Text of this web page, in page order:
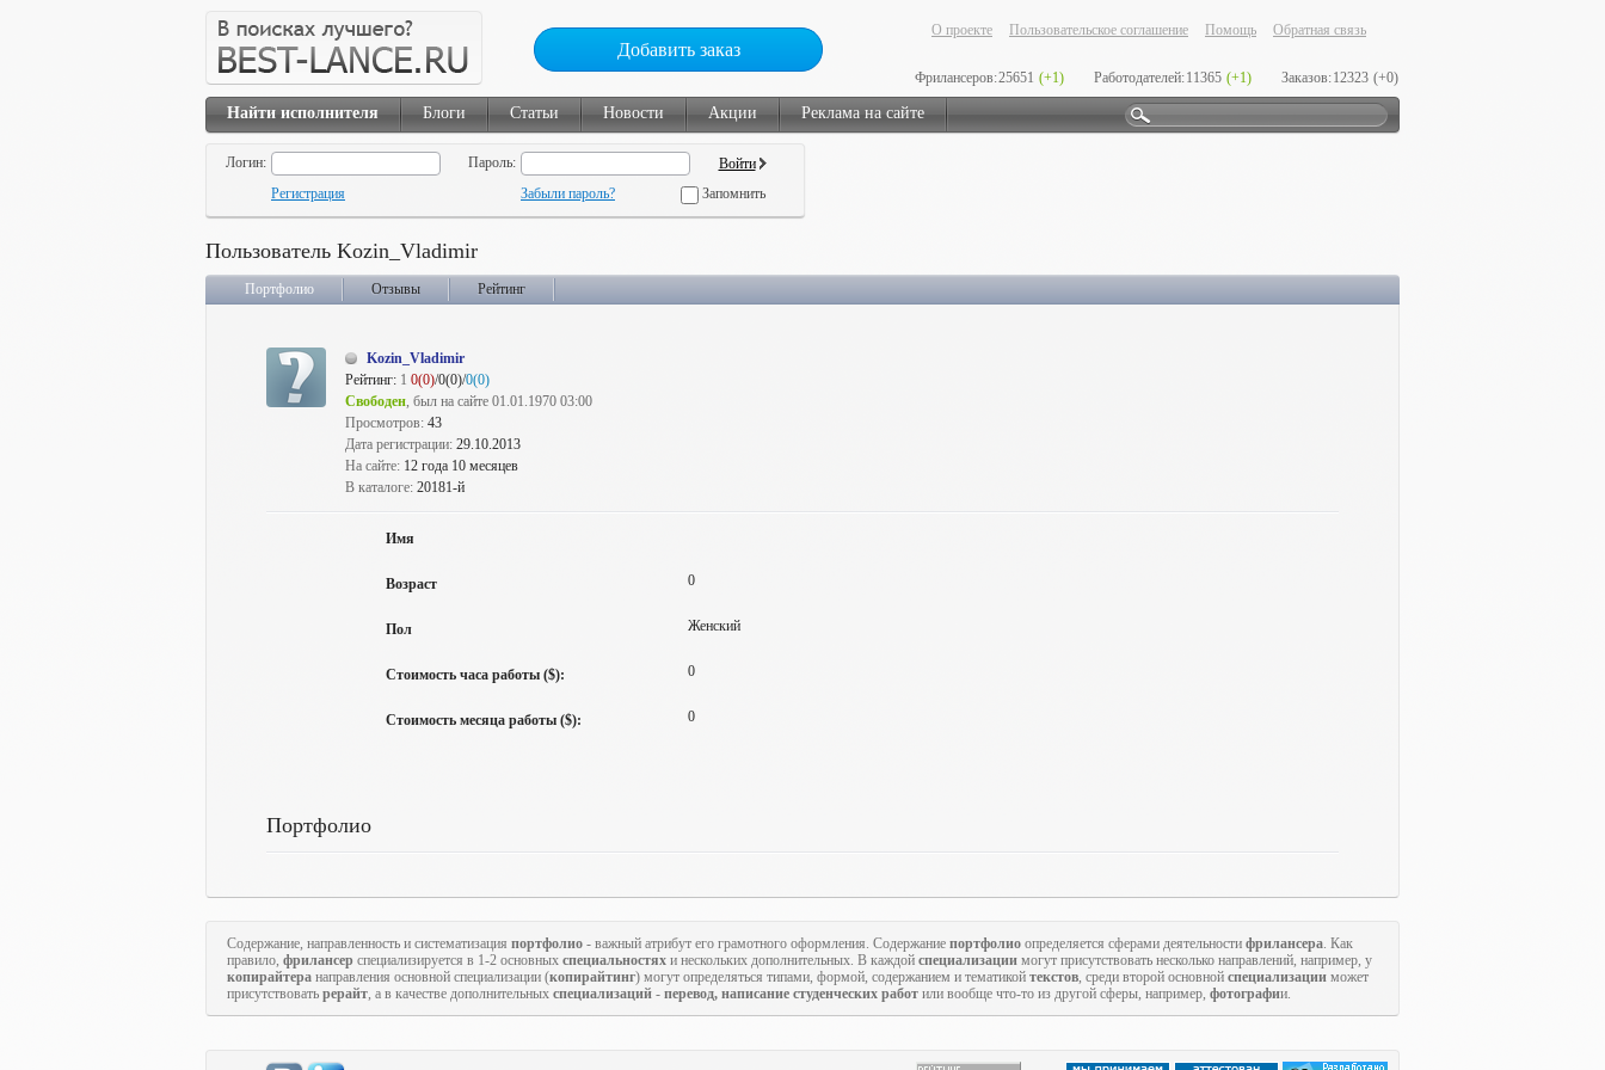
Добавить заказ
О проекте Пользовательское соглашение Помощь Обратная связь
Фрилансеров:25651 (+1) Работодателей:11365 (+1) Заказов:12323 (+0)
Найти исполнителя Блоги Статьи Новости Акции Реклама на сайте
Логин:
Пароль:
Регистрация
Забыли пароль? Запомнить
Пользователь Kozin_Vladimir
Портфолио Отзывы Рейтинг
Kozin_Vladimir
Рейтинг: 1 0(0)/0(0)/0(0)
Свободен, был на сайте 01.01.1970 03:00
Просмотров: 43
Дата регистрации: 29.10.2013
На сайте: 12 года 10 месяцев
В каталоге: 20181-й
Имя
Возраст 0
Пол Женский
Стоимость часа работы ($): 0
Стоимость месяца работы ($): 0
Портфолио
Содержание, направленность и систематизация портфолио - важный атрибут его грамотного оформления. Содержание портфолио определяется сферами деятельности фрилансера. Как
правило, фрилансер специализируется в 1-2 основных специальностях и нескольких дополнительных. В каждой специализации могут присутствовать несколько направлений, например, у
копирайтера направления основной специализации (копирайтинг) могут определяться типами, формой, содержанием и тематикой текстов, среди второй основной специализации может
присутствовать рерайт, а в качестве дополнительных специализаций - перевод, написание студенческих работ или вообще что-то из другой сферы, например, фотографии.